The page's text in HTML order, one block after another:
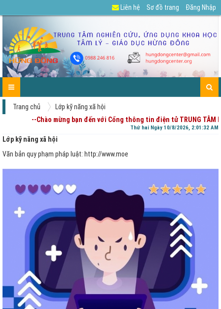
Liên hệ Sơ đồ trang
Đăng Nhập
TRANG
THIỆU
TỨC-
ĐỘNG
DỊCH
ÁN
DỤNG
LIỆU
SẺ
PHỤ
HUYNH
HỆ
GÓP
Ý
Trang chủ
Lớp kỹ năng xã hội
--Chào mừng bạn đến với Cổng thông tin điện tử TRUNG TÂM NGHIÊN
Thứ hai Ngày 10/8/2026, 2:01:35 AM
Lớp kỹ năng xã hội
Văn bản quy phạm pháp luật: http://www.moe